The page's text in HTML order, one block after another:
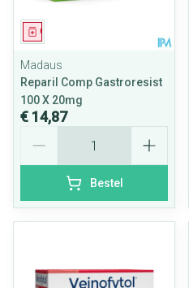
Geneesmiddel
Madaus
Reparil Comp Gastroresist
100 X 20mg
€ 14,87
Bestel